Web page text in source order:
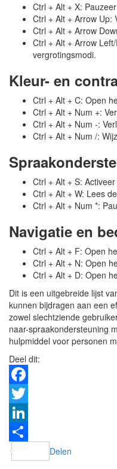
Ctrl + Alt + X:
Ctrl + Alt + Arrow Up:
Ctrl + Alt + Arrow
Ctrl + Alt + Arrow
vergrotingsmodi.
Kleur- en
Ctrl + Alt + C: Open
Ctrl + Alt + Num +:
Ctrl + Alt + Num -:
Ctrl + Alt + Num /:
Ctrl + Alt + S:
Ctrl + Alt + W: Lees
Ctrl + Alt + Num *:
Navigatie en
Ctrl + Alt + F: Open
Ctrl + Alt + N: Open
Ctrl + Alt + D: Open
Dit is een uitgebreide lijst
kunnen bijdragen aan een
zowel slechtziende
naar-spraakondersteuning
hulpmiddel voor personen
Deel dit:
Facebook
Twitter
LinkedIn
Delen